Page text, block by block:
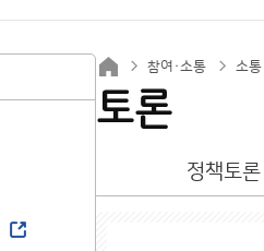
참여·소통 소통
토론
정책토론